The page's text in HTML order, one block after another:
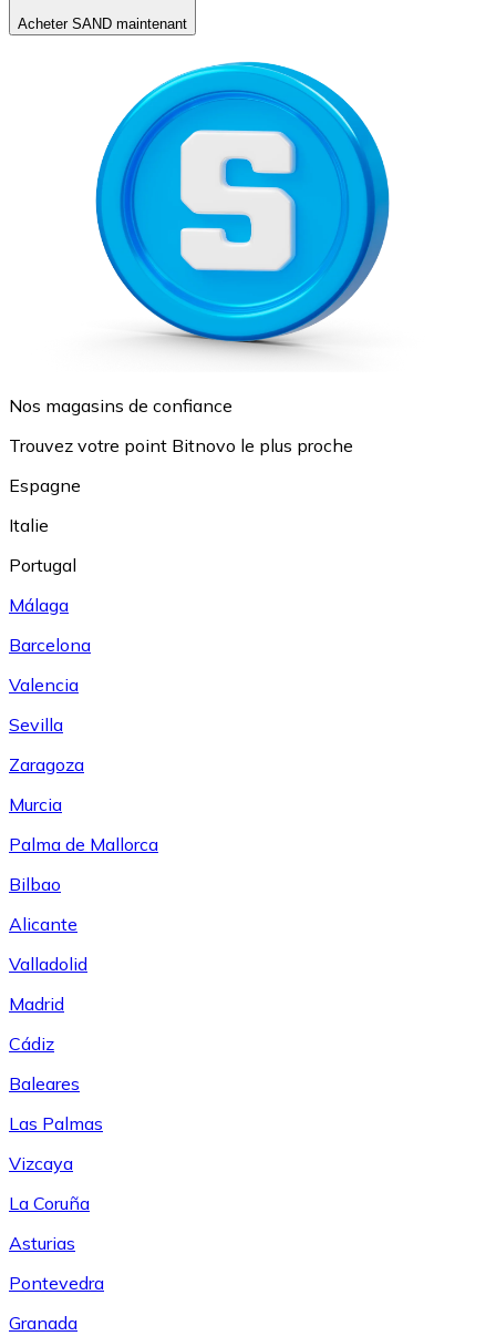
Acheter SAND maintenant
Nos magasins de confiance
Trouvez votre point Bitnovo le plus proche
Espagne
Italie
Portugal
Málaga
Barcelona
Valencia
Sevilla
Zaragoza
Murcia
Palma de Mallorca
Bilbao
Alicante
Valladolid
Madrid
Cádiz
Baleares
Las Palmas
Vizcaya
La Coruña
Asturias
Pontevedra
Granada